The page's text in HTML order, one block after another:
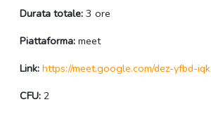
Durata totale: 3 ore
Piattaforma: meet
Link: https://meet.google.com/dez-yfbd-iqk
CFU: 2